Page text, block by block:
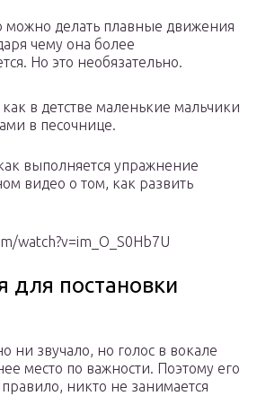
можно делать плавные движения
чему она более
Но это необязательно.
в детстве маленькие мальчики
в песочнице.
выполняется упражнение
видео о том, как развить
watch?v=im_O_S0Hb7U
для постановки
ни звучало, но голос в вокале
место по важности. Поэтому его
никто не занимается